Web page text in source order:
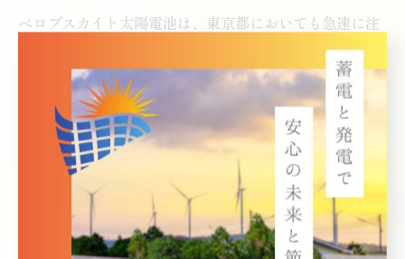
ペロブスカイト太陽電池は、東京都においても急速に注
目度を高めている次世代型太陽光パネルです。2024年現
在、技術の進展や実証結果を受けて、2025年以降の本格
的な実用化が現実味を帯びてきています。企業や自治体
からの問い合わせも増えており、導入検討の動きが活発
化しています。
特筆すべきは、東京都独自の補助金制度や支援策の充実
です。申請開始時期や条件は毎年度見直されるため、最